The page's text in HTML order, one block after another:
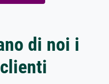
di noi i